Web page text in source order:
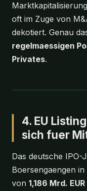
oft im Zuge von
dekotiert. Genau
regelmaessigen
Privates.
4. EU
sich fuer
Das deutsche
Boersengaengen
von 1,186 Mrd. EUR